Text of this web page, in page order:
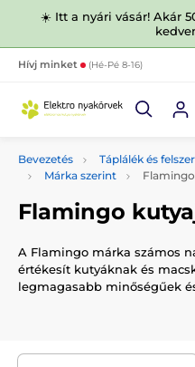
☀️ Itt a nyári vásár! Akár
Hívj minket (Hé-Pé 8-16)
Bevezetés Táplálék és
Márka szerint
Flamingo
A Flamingo márka számos
értékesít kutyáknak és
legmagasabb minőségűek